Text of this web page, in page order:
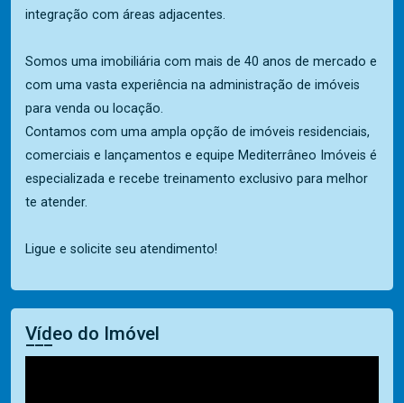
integração com áreas adjacentes.
Somos uma imobiliária com mais de 40 anos de mercado e
com uma vasta experiência na administração de imóveis
para venda ou locação.
Contamos com uma ampla opção de imóveis residenciais,
comerciais e lançamentos e equipe Mediterrâneo Imóveis é
especializada e recebe treinamento exclusivo para melhor
te atender.
Ligue e solicite seu atendimento!
Vídeo do Imóvel